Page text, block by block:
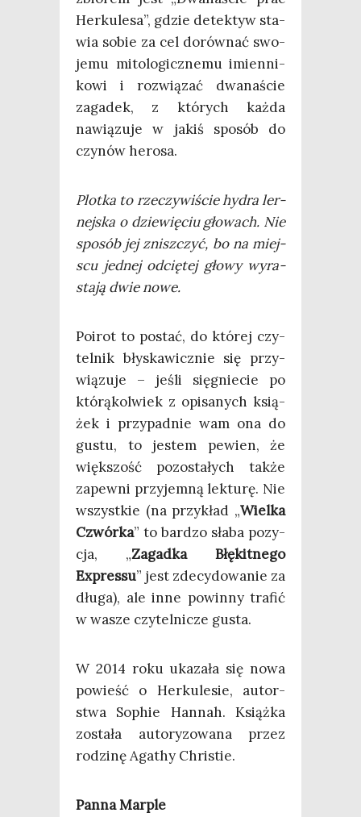
Her­ku­le­sa”, gdzie detek­tyw sta­
wia sobie za cel dorów­nać swo­
je­mu mito­lo­gicz­ne­mu imien­ni­
ko­wi i roz­wią­zać dwa­na­ście
zaga­dek, z któ­rych każ­da
nawią­zu­je w jakiś spo­sób do
czy­nów herosa.
Plot­ka to rze­czy­wi­ście hydra ler­
nej­ska o dzie­wię­ciu gło­wach. Nie
spo­sób jej znisz­czyć, bo na miej­
scu jed­nej odcię­tej gło­wy wyra­
sta­ją dwie nowe.
Poirot to postać, do któ­rej czy­
tel­nik bły­ska­wicz­nie się przy­
wią­zu­je – jeśli się­gnie­cie po
któ­rą­kol­wiek z opi­sa­nych ksią­
żek i przy­pad­nie wam ona do
gustu, to jestem pewien, że
więk­szość pozo­sta­łych tak­że
zapew­ni przy­jem­ną lek­tu­rę. Nie
wszyst­kie (na przy­kład „Wiel­ka
Czwór­ka” to bar­dzo sła­ba pozy­
cja, „Zagad­ka Błę­kit­ne­go
Expres­su” jest zde­cy­do­wa­nie za
dłu­ga), ale inne powin­ny tra­fić
w wasze czy­tel­ni­cze gusta.
W 2014 roku uka­za­ła się nowa
powieść o Her­ku­le­sie, autor­
stwa Sophie Han­nah. Książ­ka
zosta­ła auto­ry­zo­wa­na przez
rodzi­nę Aga­thy Christie.
Pan­na Marple